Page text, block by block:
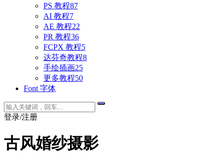
PS 教程87
AI 教程7
AE 教程22
PR 教程36
FCPX 教程5
达芬奇教程8
手绘插画25
更多教程50
Font 字体
登录/注册
古风婚纱摄影